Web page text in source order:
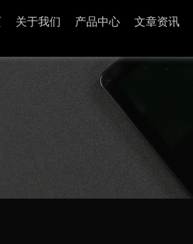
关于我们 产品中心 文章资讯